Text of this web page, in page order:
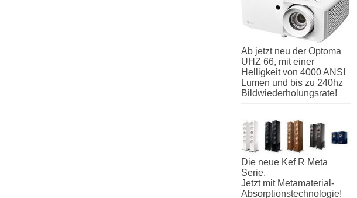
Ab jetzt neu der Optoma
UHZ 66, mit einer
Helligkeit von 4000 ANSI
Lumen und bis zu 240hz
Bildwiederholungsrate!
Die neue Kef R Meta
Serie.
Jetzt mit Metamaterial-
Absorptionstechnologie!